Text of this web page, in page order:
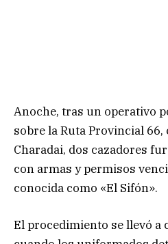
Anoche, tras un operativo
sobre la Ruta Provincial 66,
Charadai, dos cazadores
con armas y permisos
conocida como «El Sifón».
El procedimiento se llevó a